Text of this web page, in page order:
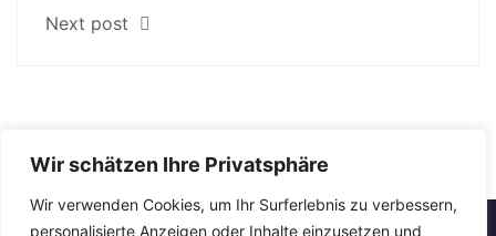
Wir schätzen Ihre Privatsphäre
Wir verwenden Cookies, um Ihr Surferlebnis zu verbessern,
personalisierte Anzeigen oder Inhalte einzusetzen und
Next post